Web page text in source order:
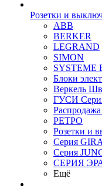
Розетки и
ABB
BERKER
LEGRAND
SIMON
SYSTEME
Блоки
Веркель
ГУСИ
РЕТРО
Розетки и
Серия GIRA
Серия
СЕРИЯ
Ещё